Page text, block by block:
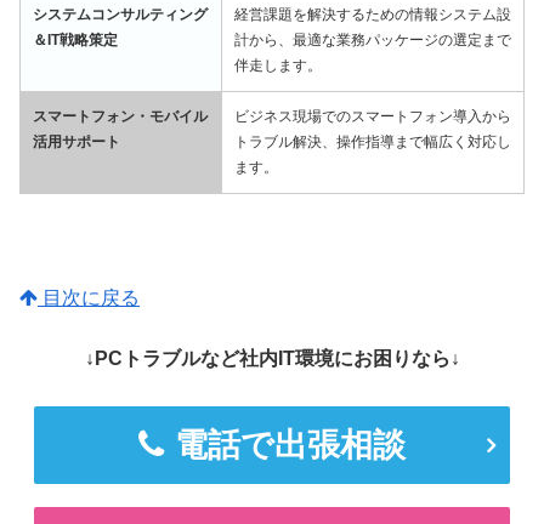
システムコンサルティング
＆IT戦略策定
経営課題を解決するための情報システム設
計から、最適な業務パッケージの選定まで
伴走します。
スマートフォン・モバイル
活用サポート
ビジネス現場でのスマートフォン導入から
トラブル解決、操作指導まで幅広く対応し
ます。
目次に戻る
↓PCトラブルなど社内IT環境にお困りなら↓
電話で出張相談